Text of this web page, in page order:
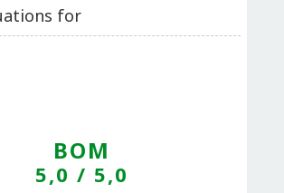
for
BOM
5,0 / 5,0